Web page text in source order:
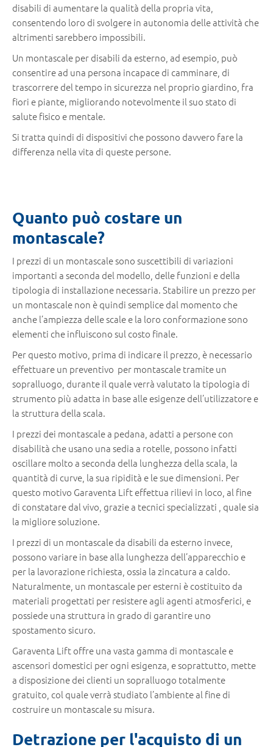
disabili di aumentare la qualità della propria vita,
consentendo loro di svolgere in autonomia delle attività che
altrimenti sarebbero impossibili.
Un montascale per disabili da esterno, ad esempio, può
consentire ad una persona incapace di camminare, di
trascorrere del tempo in sicurezza nel proprio giardino, fra
fiori e piante, migliorando notevolmente il suo stato di
salute fisico e mentale.
Si tratta quindi di dispositivi che possono davvero fare la
differenza nella vita di queste persone.
Quanto può costare un
montascale?
I prezzi di un montascale sono suscettibili di variazioni
importanti a seconda del modello, delle funzioni e della
tipologia di installazione necessaria. Stabilire un prezzo per
un montascale non è quindi semplice dal momento che
anche l’ampiezza delle scale e la loro conformazione sono
elementi che influiscono sul costo finale.
Per questo motivo, prima di indicare il prezzo, è necessario
effettuare un preventivo per montascale tramite un
sopralluogo, durante il quale verrà valutato la tipologia di
strumento più adatta in base alle esigenze dell’utilizzatore e
la struttura della scala.
I prezzi dei montascale a pedana, adatti a persone con
disabilità che usano una sedia a rotelle, possono infatti
oscillare molto a seconda della lunghezza della scala, la
quantità di curve, la sua ripidità e le sue dimensioni. Per
questo motivo Garaventa Lift effettua rilievi in loco, al fine
di constatare dal vivo, grazie a tecnici specializzati , quale sia
la migliore soluzione.
I prezzi di un montascale da disabili da esterno invece,
possono variare in base alla lunghezza dell’apparecchio e
per la lavorazione richiesta, ossia la zincatura a caldo.
Naturalmente, un montascale per esterni è costituito da
materiali progettati per resistere agli agenti atmosferici, e
possiede una struttura in grado di garantire uno
spostamento sicuro.
Garaventa Lift offre una vasta gamma di montascale e
ascensori domestici per ogni esigenza, e soprattutto, mette
a disposizione dei clienti un sopralluogo totalmente
gratuito, col quale verrà studiato l’ambiente al fine di
costruire un montascale su misura.
Detrazione per l'acquisto di un